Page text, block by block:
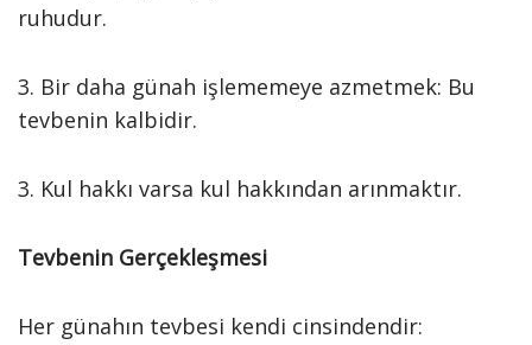
ruhudur.
3. Bir daha günah işlememeye azmetmek: Bu
tevbenin kalbidir.
3. Kul hakkı varsa kul hakkından arınmaktır.
Tevbenin Gerçekleşmesi
Her günahın tevbesi kendi cinsindendir: